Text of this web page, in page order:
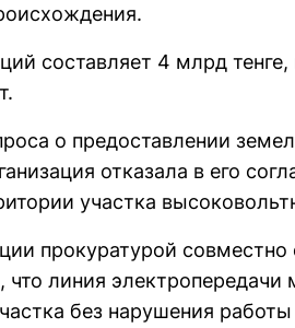
составляет 4 млрд тенге,
о предоставлении
отказала в его
участка
прокуратурой
что линия
без нарушения работы